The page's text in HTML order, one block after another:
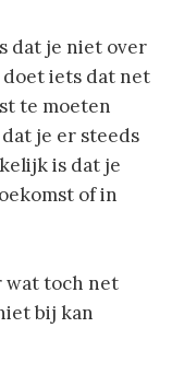
dat je niet over
iets dat net
te moeten
je er steeds
is dat je
of in
wat toch net
bij kan